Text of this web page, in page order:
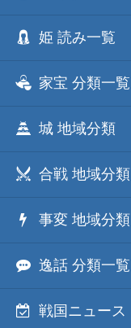
姫 読み一覧
家宝 分類一覧
城 地域分類
合戦 地域分類
事変 地域分類
逸話 分類一覧
戦国ニュース